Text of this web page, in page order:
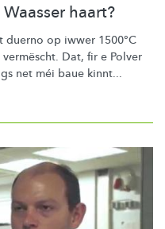
haart?
op iwwer 1500°C
Dat, fir e Polver
net méi baue kinnt...